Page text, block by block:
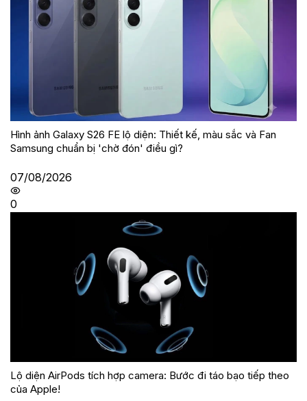
Hình ảnh Galaxy S26 FE lộ diện: Thiết kế, màu sắc và Fan
Samsung chuẩn bị 'chờ đón' điều gì?
07/08/2026
0
Lộ diện AirPods tích hợp camera: Bước đi táo bạo tiếp theo
của Apple!